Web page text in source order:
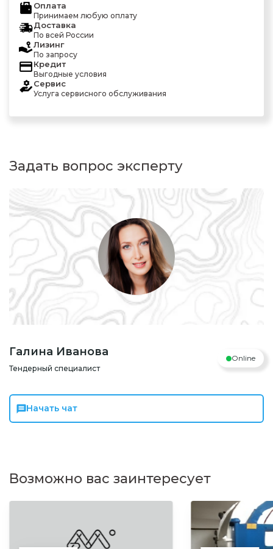
Оплата
Принимаем любую оплату
Доставка
По всей России
Лизинг
По запросу
Кредит
Выгодные условия
Сервис
Услуга сервисного обслуживания
Задать вопрос эксперту
Галина Иванова
Тендерный специалист
Online
Начать чат
Возможно вас заинтересует